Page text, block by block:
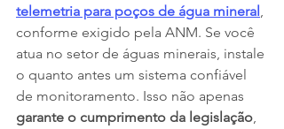
telemetria para poços de água mineral ,
conforme exigido pela ANM. Se você
atua no setor de águas minerais, instale
o quanto antes um sistema confiável
de monitoramento. Isso não apenas
garante o cumprimento da legislação,